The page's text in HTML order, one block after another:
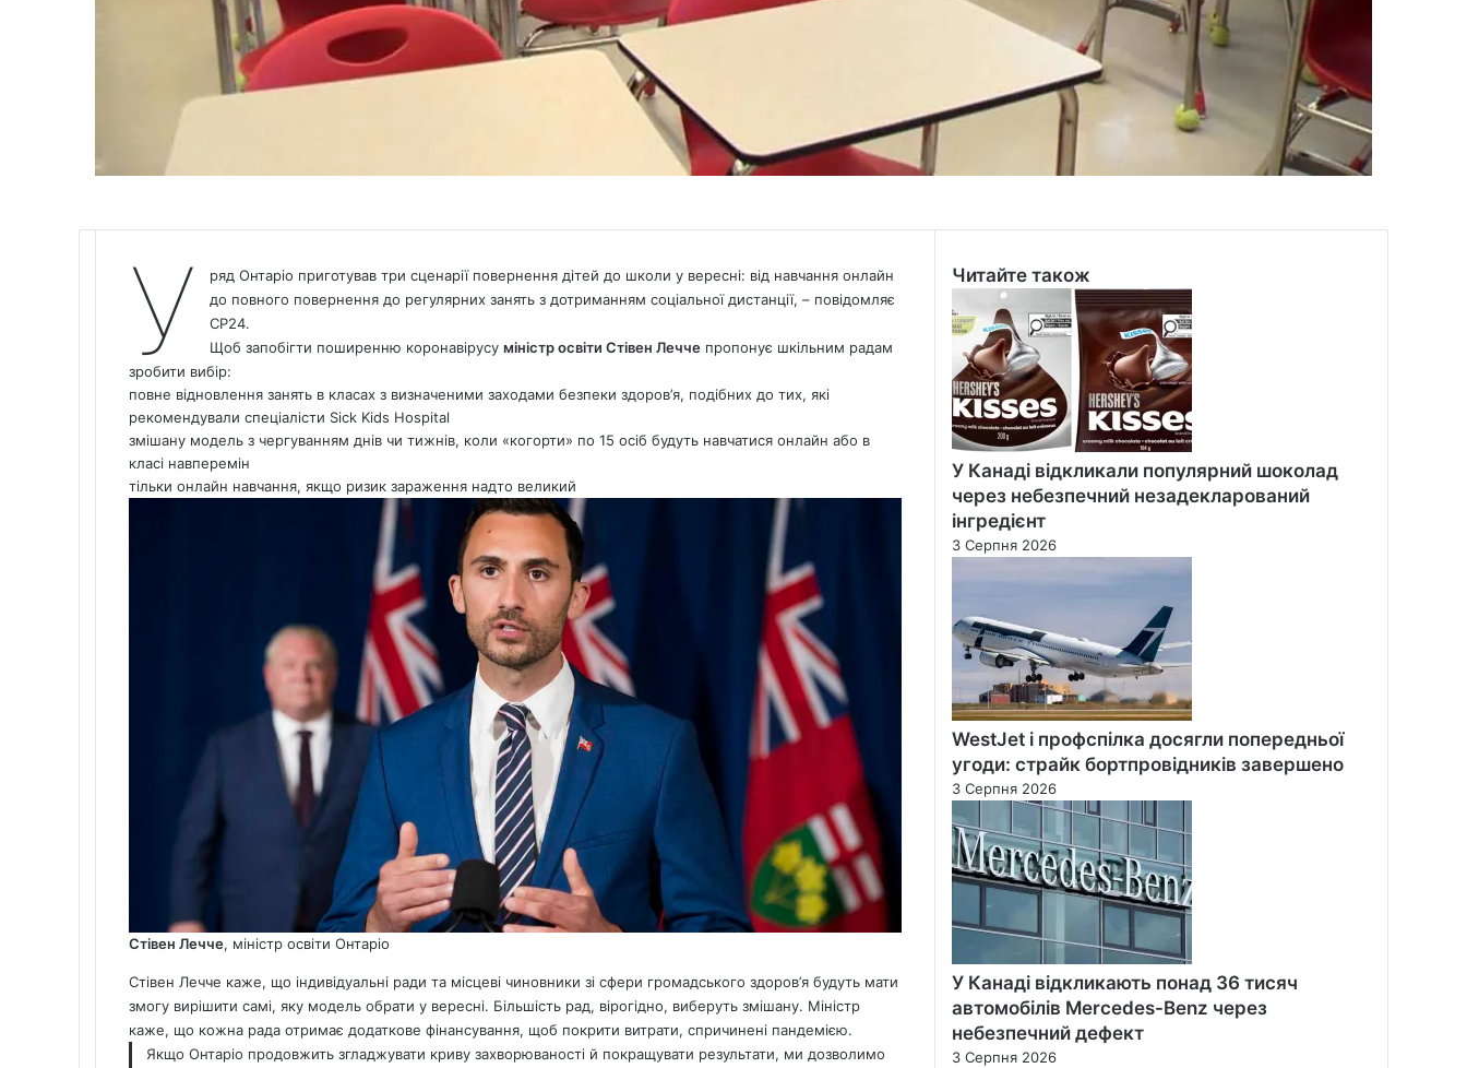
У
ряд Онтаріо приготував три сценарії повернення дітей до школи у вересні: від навчання онлайн
до повного повернення до регулярних занять з дотриманням соціальної дистанції, – повідомляє
CP24.
Щоб запобігти поширенню коронавірусу міністр освіти Стівен Леччепропонує шкільним радам
зробити вибір:
повне відновлення занять в класах з визначеними заходами безпеки здоров’я, подібних до тих, які
рекомендували спеціалісти Sick Kids Hospital
змішану модель з чергуванням днів чи тижнів, коли «когорти» по 15 осіб будуть навчатися онлайн або в
класі навперемін
тільки онлайн навчання, якщо ризик зараження надто великий
Стівен Лечче, міністр освіти Онтаріо
Стівен Лечче каже, що індивідуальні ради та місцеві чиновники зі сфери громадського здоров’я будуть мати
змогу вирішити самі, яку модель обрати у вересні. Більшість рад, вірогідно, виберуть змішану. Міністр
каже, що кожна рада отримає додаткове фінансування, щоб покрити витрати, спричинені пандемією.
Якщо Онтаріо продовжить згладжувати криву захворюваності й покращувати результати, ми дозволимо
Читайте також
У Канаді відкликали популярний шоколад
через небезпечний незадекларований
інгредієнт
3 Серпня 2026
WestJet і профспілка досягли попередньої
угоди: страйк бортпровідників завершено
3 Серпня 2026
У Канаді відкликають понад 36 тисяч
автомобілів Mercedes-Benz через
небезпечний дефект
3 Серпня 2026